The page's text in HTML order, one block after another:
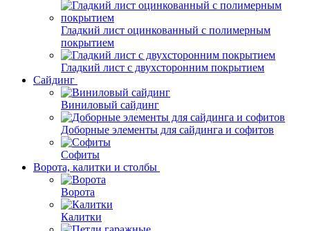
Гладкий лист оцинкованный с полимерным
покрытием
Гладкий лист с двухсторонним покрытием
Сайдинг
Виниловый сайдинг
Доборные элементы для сайдинга и софитов
Софиты
Ворота, калитки и столбы
Ворота
Калитки